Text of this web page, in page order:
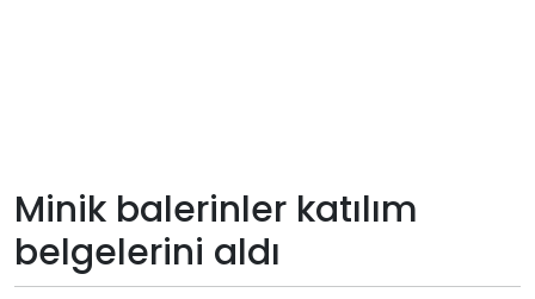
Künye
Giriş
Yap
Minik balerinler katılım
belgelerini aldı